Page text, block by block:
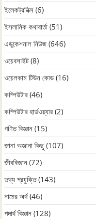
ইলেকট্রনিক্স (6)
ইসলামিক কথাবার্তা (51)
এডুকেশনাল নিউজ (646)
ওয়েবসাইট (8)
ওয়েলকাম টিউন কোড (16)
কম্পিউটার (46)
কম্পিউটার হার্ডওয়্যার (2)
গণিত বিজ্ঞান (15)
জানা অজানা কিছু (107)
জীববিজ্ঞান (72)
তথ্য প্রযুক্তি(143)
নামের অর্থ(46)
পদার্থ বিজ্ঞান (128)